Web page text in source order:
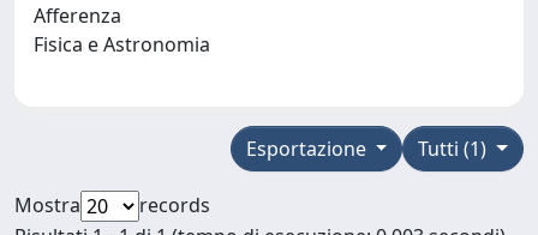
Afferenza
Fisica e Astronomia
Tutti (1)
Esportazione
Mostra
records